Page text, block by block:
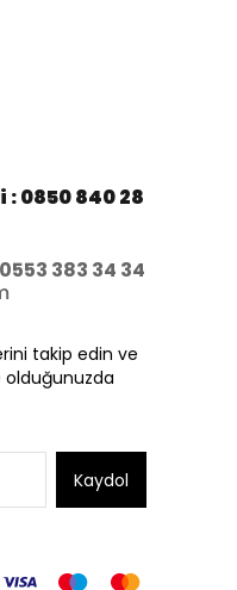
0850 840 28
0553 383 34 34
takip edin ve
olduğunuzda
Kaydol